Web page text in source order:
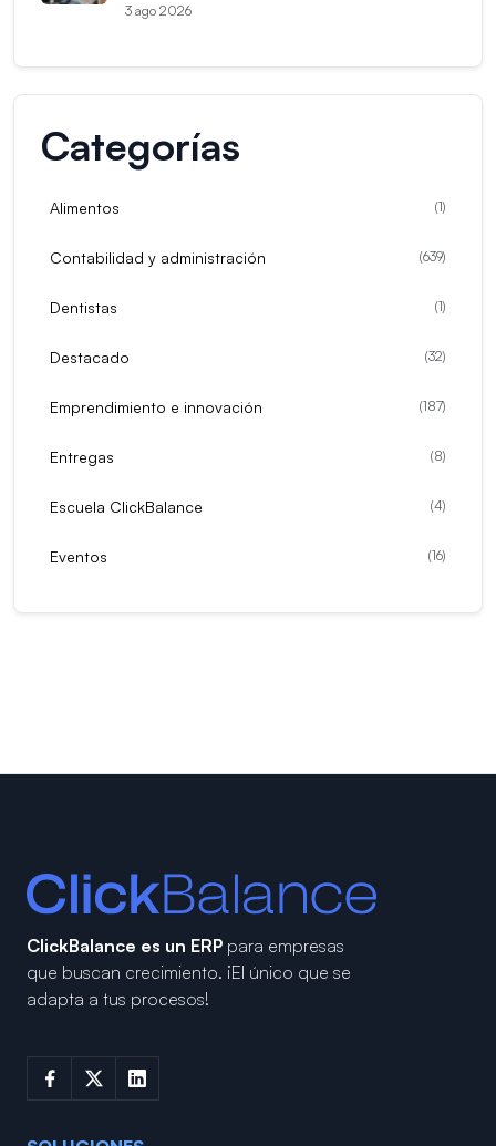
3 ago 2026
Categorías
Alimentos (1)
Contabilidad y administración (639)
Dentistas (1)
Destacado (32)
Emprendimiento e innovación (187)
Entregas (8)
Escuela ClickBalance (4)
Eventos (16)
ClickBalance es un ERP para empresas
que buscan crecimiento. ¡El único que se
adapta a tus procesos!